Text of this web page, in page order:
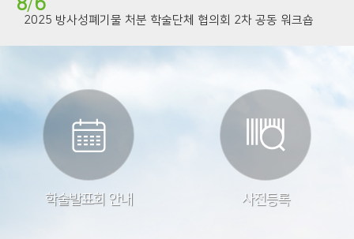
2025 방사성폐기물 처분 학술단체 협의회 2차 공동 워크숍
학술발표회 안내 사전등록